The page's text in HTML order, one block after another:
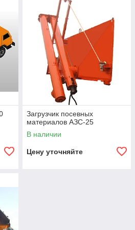
Загрузчик посевных
материалов АЗС-25
В наличии
Цену уточняйте